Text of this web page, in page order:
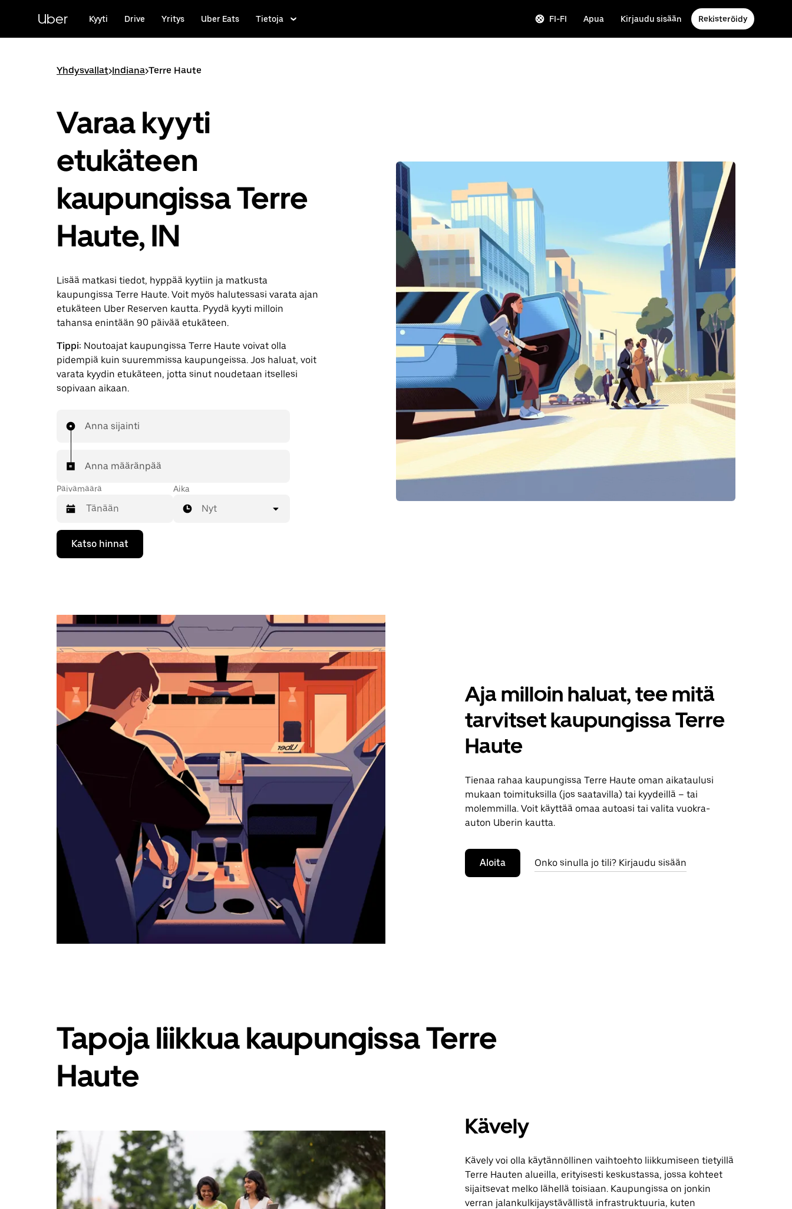
pääsisältöön
Uber Kyyti Drive Yritys Uber Eats Tietoja FI-FI Apua Kirjaudu sisään Rekisteröidy
Yhdysvallat>Indiana>Terre Haute
Varaa kyyti
etukäteen
kaupungissa Terre
Haute, IN
Lisää matkasi tiedot, hyppää kyytiin ja matkusta
kaupungissa Terre Haute. Voit myös halutessasi varata ajan
etukäteen Uber Reserven kautta. Pyydä kyyti milloin
tahansa enintään 90 päivää etukäteen.
Tippi: Noutoajat kaupungissa Terre Haute voivat olla
pidempiä kuin suuremmissa kaupungeissa. Jos haluat, voit
varata kyydin etukäteen, jotta sinut noudetaan itsellesi
sopivaan aikaan.
Anna sijainti
Anna määränpää
Päivämäärä
Valitse
päivämäärä
kalenterissa
Esc-
painikkeella.
Aika
Nyt
Katso hinnat
Aja milloin haluat, tee mitä
tarvitset kaupungissa Terre
Haute
Tienaa rahaa kaupungissa Terre Haute oman aikataulusi
mukaan toimituksilla (jos saatavilla) tai kyydeillä – tai
molemmilla. Voit käyttää omaa autoasi tai valita vuokra-
auton Uberin kautta.
Aloita Onko sinulla jo tili? Kirjaudu sisään
Tapoja liikkua kaupungissa Terre
Haute
Kävely
Kävely voi olla käytännöllinen vaihtoehto liikkumiseen tietyillä
Terre Hauten alueilla, erityisesti keskustassa, jossa kohteet
sijaitsevat melko lähellä toisiaan. Kaupungissa on jonkin
verran jalankulkijaystävällistä infrastruktuuria, kuten